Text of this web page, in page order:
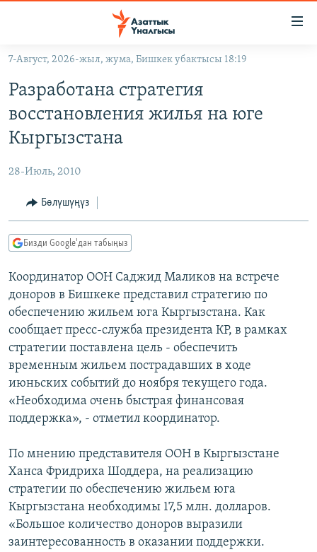
Навигацияга
өтүңүз
Издөөгө
салыңыз
КЫРГЫЗСТАН
САЯСАТ
ЭКОНОМИКА
МАДАНИЯТ
ДҮЙНӨ
БОРБОР АЗИЯ
УКРАИНА
АТАЙЫН ИЛИКТӨӨ
ТВ ПРОГРАММАЛАР
ЭКСПЕРТТЕР ТАЛДАЙТ
БИЗ ЖАНА ДҮЙНӨ
ДАНИСТЕ
ЭЖЕ-СИҢДИЛЕР
ЫҢГАЙСЫЗ СУРООЛОР
ӨЗГӨЧӨ ПИКИР
Русский
ОНЛАЙН ШЕРИНЕ
ЭЕ/АРнун бардык сайттары
7-Август, 2026-жыл, жума, Бишкек убактысы 18:19
Разработана стратегия
восстановления жилья на юге
Кыргызстана
28-Июль, 2010
Бөлүшүңүз
Бизди Google'дан табыңыз
Координатор ООН Саджид Маликов на встрече
доноров в Бишкеке представил стратегию по
обеспечению жильем юга Кыргызстана. Как
сообщает пресс-служба президента КР, в рамках
стратегии поставлена цель - обеспечить
временным жильем пострадавших в ходе
июньских событий до ноября текущего года.
«Необходима очень быстрая финансовая
поддержка», - отметил координатор.
По мнению представителя ООН в Кыргызстане
Ханса Фридриха Шоддера, на реализацию
стратегии по обеспечению жильем юга
Кыргызстана необходимы 17,5 млн. долларов.
«Большое количество доноров выразили
заинтересованность в оказании поддержки.